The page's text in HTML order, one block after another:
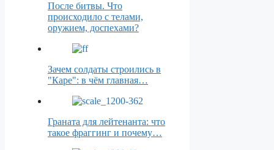
После битвы. Что
происходило с телами,
оружием, доспехами?
Зачем солдаты строились в
"Каре": в чём главная…
Граната для лейтенанта: что
такое фраггинг и почему…